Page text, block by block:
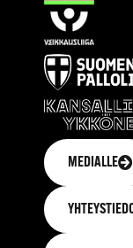
MEDIALLE